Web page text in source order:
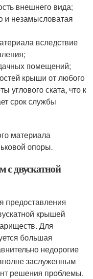
внешнего вида;
и незамысловатая
вследствие
помещений;
крыши от любого
углового ската, что к
срок службы
материала
опоры.
двускатной
предоставления
крышей
Для
большая
недорогие
заслуженным
решения проблемы.